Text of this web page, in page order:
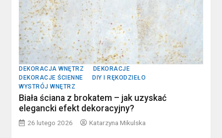
DEKORACJA WNĘTRZ
DEKORACJE
DEKORACJE ŚCIENNE
DIY I RĘKODZIEŁO
WYSTRÓJ WNĘTRZ
Biała ściana z brokatem – jak uzyskać
elegancki efekt dekoracyjny?
26 lutego 2026 Katarzyna Mikulska